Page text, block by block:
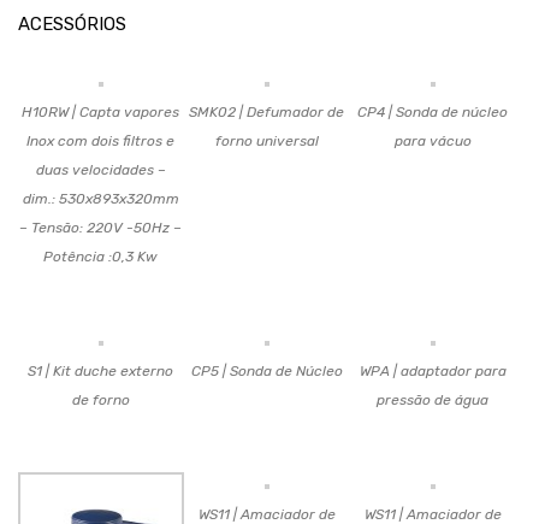
ACESSÓRIOS
H10RW | Capta vapores
Inox com dois filtros e
duas velocidades –
dim.: 530x893x320mm
– Tensão: 220V -50Hz –
Potência :0,3 Kw
SMK02 | Defumador de
forno universal
CP4 | Sonda de núcleo
para vácuo
S1 | Kit duche externo
de forno
CP5 | Sonda de Núcleo
WPA | adaptador para
pressão de água
WS11 | Amaciador de
WS11 | Amaciador de